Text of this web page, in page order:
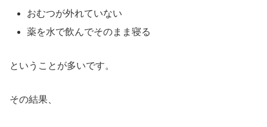
おむつが外れていない
薬を水で飲んでそのまま寝る
ということが多いです。
その結果、